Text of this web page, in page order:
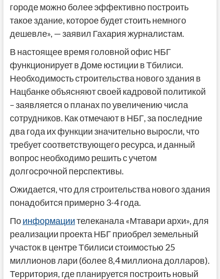
городе можно более эффективно построить
такое здание, которое будет стоить немного
дешевле», — заявил Гахария журналистам.
В настоящее время головной офис НБГ
функционирует в Доме юстиции в Тбилиси.
Необходимость строительства нового здания в
Нацбанке объясняют своей кадровой политикой
– заявляется о планах по увеличению числа
сотрудников. Как отмечают в НБГ, за последние
два года их функции значительно выросли, что
требует соответствующего ресурса, и данный
вопрос необходимо решить с учетом
долгосрочной перспективы.
Ожидается, что для строительства нового здания
понадобится примерно 3-4 года.
Поинформациителеканала «Мтавари архи», для
реализации проекта НБГ приобрел земельный
участок в центре Тбилиси стоимостью 25
миллионов лари (более 8,4 миллиона долларов).
Территория, где планируется построить новый